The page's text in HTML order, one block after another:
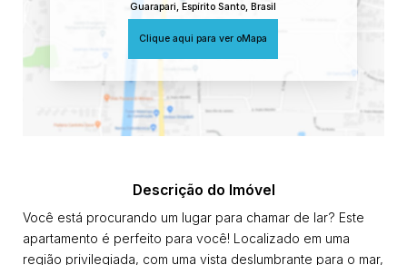
Guarapari ,Espírito Santo ,Brasil
Clique aqui para ver oMapa
Descrição do Imóvel
Você está procurando um lugar para chamar de lar? Este
apartamento é perfeito para você! Localizado em uma
região privilegiada, com uma vista deslumbrante para o mar,